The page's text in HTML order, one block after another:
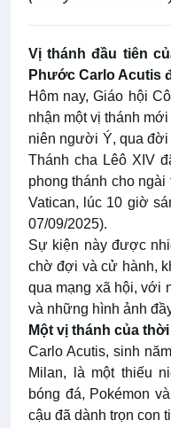
Vị thánh đầu tiên
Phước Carlo Acutis
Hôm nay, Giáo hội
nhận một vị thánh
niên người Ý, qua
Thánh cha Lêô XIV
phong thánh cho
Vatican, lúc 10 giờ
07/09/2025).
Sự kiện này được
chờ đợi và cử hành,
qua mạng xã hội, với
và những hình ảnh
Một vị thánh của
Carlo Acutis, sinh
Milan, là một thiếu
bóng đá, Pokémon
cậu đã dành trọn con